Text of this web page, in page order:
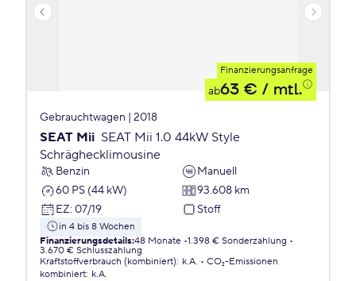
Finanzierungsanfrage
ab63 € / mtl.
Gebrauchtwagen | 2018
SEAT Mii SEAT Mii 1.0 44kW Style
Schräghecklimousine
Benzin
Manuell
60 PS (44 kW)
93.608 km
EZ: 07/19 Stoff
in 4 bis 8 Wochen
Finanzierungsdetails:48 Monate 1.398 € Sonderzahlung
3.670 € Schlusszahlung
Kraftstoffverbrauch (kombiniert): k.A.
CO₂-Emissionen
kombiniert: k.A.